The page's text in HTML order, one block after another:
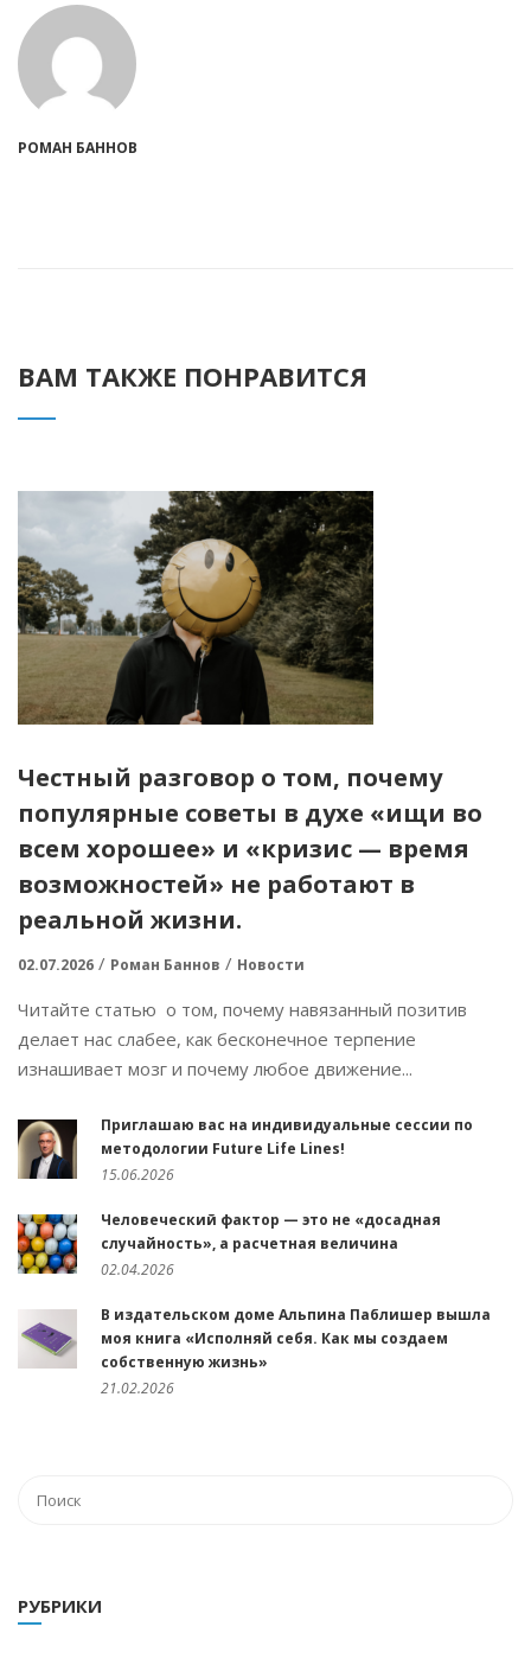
РОМАН БАННОВ
ВАМ ТАКЖЕ ПОНРАВИТСЯ
Честный разговор о том, почему
популярные советы в духе «ищи во
всем хорошее» и «кризис — время
возможностей» не работают в
реальной жизни.
02.07.2026 Роман Баннов Новости
Читайте статью о том, почему навязанный позитив
делает нас слабее, как бесконечное терпение
изнашивает мозг и почему любое движение...
Приглашаю вас на индивидуальные сессии по
методологии Future Life Lines!
15.06.2026
Человеческий фактор — это не «досадная
случайность», а расчетная величина
02.04.2026
В издательском доме Альпина Паблишер вышла
моя книга «Исполняй себя. Как мы создаем
собственную жизнь»
21.02.2026
РУБРИКИ